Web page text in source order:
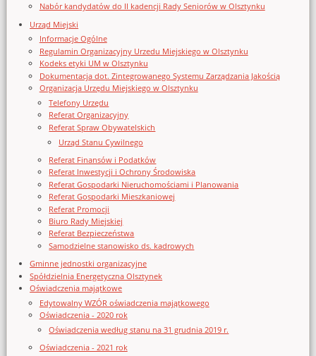
Nabór kandydatów do II kadencji Rady Seniorów w Olsztynku
Urząd Miejski
Informacje Ogólne
Regulamin Organizacyjny Urzedu Miejskiego w Olsztynku
Kodeks etyki UM w Olsztynku
Dokumentacja dot. Zintegrowanego Systemu Zarządzania Jakością
Organizacja Urzędu Miejskiego w Olsztynku
Telefony Urzędu
Referat Organizacyjny
Referat Spraw Obywatelskich
Urząd Stanu Cywilnego
Referat Finansów i Podatków
Referat Inwestycji i Ochrony Środowiska
Referat Gospodarki Nieruchomościami i Planowania
Referat Gospodarki Mieszkaniowej
Referat Promocji
Biuro Rady Miejskiej
Referat Bezpieczeństwa
Samodzielne stanowisko ds. kadrowych
Gminne jednostki organizacyjne
Spółdzielnia Energetyczna Olsztynek
Oświadczenia majątkowe
Edytowalny WZÓR oświadczenia majątkowego
Oświadczenia - 2020 rok
Oświadczenia według stanu na 31 grudnia 2019 r.
Oświadczenia - 2021 rok